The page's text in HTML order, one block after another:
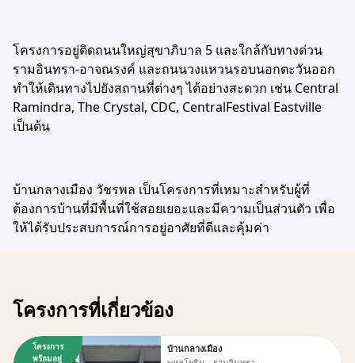
โครงการอยู่ติดถนนใหญ่สุขาภิบาล 5 และใกล้กับทางด่วน
รามอินทรา-อาจณรงค์ และถนนวงแหวนรอบนอกตะวันออก
ทำให้เดินทางไปยังสถานที่ต่างๆ ได้อย่างสะดวก เช่น Central
Ramindra, The Crystal, CDC, CentralFestival Eastville
เป็นต้น
บ้านกลางเมือง วัชรพล เป็นโครงการที่เหมาะสำหรับผู้ที่
ต้องการบ้านที่มีพื้นที่ใช้สอยเยอะและมีความเป็นส่วนตัว เพื่อ
ให้ได้รับประสบการณ์การอยู่อาศัยที่ดีและคุ้มค่า
โครงการที่เกี่ยวข้อง
โครงการ
พร้อมอยู่
บ้านกลางเมือง